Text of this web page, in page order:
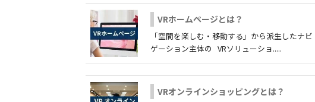
VRホームページとは？
「空間を楽しむ・移動する」から派生したナビ
ゲーション主体の VRソリューショ.....
VRオンラインショッピングとは？